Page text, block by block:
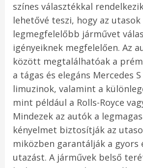
színes választékkal
lehetővé teszi, hogy az utasok
legmegfelelőbb járművet
igényeiknek megfelelően. Az
között megtalálhatóak a
a tágas és elegáns Mercedes
limuzinok, valamint a
mint például a Rolls-Royce
Mindezek az autók a
kényelmet biztosítják az
miközben garantálják a gyors
utazást. A járművek belső